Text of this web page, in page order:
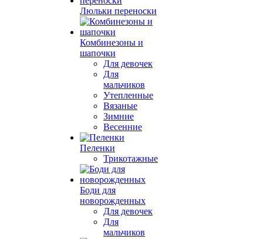
Люльки переноски
Комбинезоны и
шапочки
Для девочек
Для
мальчиков
Утепленные
Вязаные
Зимние
Весенние
Пеленки
Трикотажные
Боди для
новорожденных
Для девочек
Для
мальчиков